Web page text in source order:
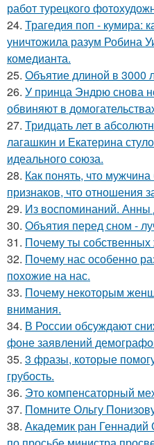
работ турецкого
24. Трагедия поп - кумира:
уничтожила разум Робина
комедианта.
25. Объятие длиной в 3000
26. У принца Эндрю снова
обвиняют в
27. Тридцать лет в
лагашкин и Екатерина
идеального союза.
28. Как понять, что
признаков, что отношения
29. Из воспоминаний. Анны
30. Объятия перед сном -
31. Почему ты
32. Почему нас особенно
похожие на нас.
33. Почему некоторым
внимания.
34. В России обсуждают
фоне заявлений
35. 3 фразы, которые
грубость.
36. Это компенсаторный
37. Помните Ольгу
38. Академик ран